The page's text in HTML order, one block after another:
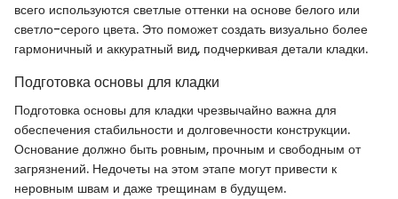
всего используются светлые оттенки на основе белого или
светло-серого цвета. Это поможет создать визуально более
гармоничный и аккуратный вид, подчеркивая детали кладки.
Подготовка основы для кладки
Подготовка основы для кладки чрезвычайно важна для
обеспечения стабильности и долговечности конструкции.
Основание должно быть ровным, прочным и свободным от
загрязнений. Недочеты на этом этапе могут привести к
неровным швам и даже трещинам в будущем.